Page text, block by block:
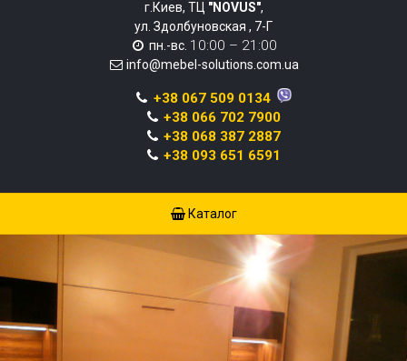
г.Киев, ТЦ "NOVUS",
ул. Здолбуновская , 7-Г
пн.-вс. 10:00 – 21:00
info@mebel-solutions.com.ua
+38 067 509 0134
+38 066 702 7900
+38 068 387 2887
+38 093 651 6591
Каталог